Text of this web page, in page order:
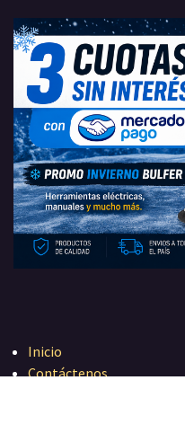
Inicio
Contáctenos